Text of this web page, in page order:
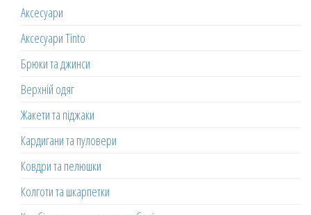
Аксесуари
Аксесуари Tinto
Брюки та джинси
Верхній одяг
Жакети та піджаки
Кардигани та пуловери
Ковдри та пелюшки
Колготи та шкарпетки